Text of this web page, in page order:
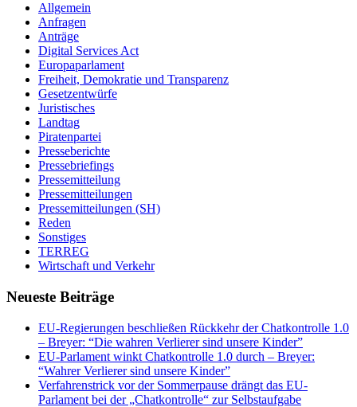
Allgemein
Anfragen
Anträge
Digital Services Act
Europaparlament
Freiheit, Demokratie und Transparenz
Gesetzentwürfe
Juristisches
Landtag
Piratenpartei
Presseberichte
Pressebriefings
Pressemitteilung
Pressemitteilungen
Pressemitteilungen (SH)
Reden
Sonstiges
TERREG
Wirtschaft und Verkehr
Neueste Beiträge
EU-Regierungen beschließen Rückkehr der Chatkontrolle 1.0
– Breyer: “Die wahren Verlierer sind unsere Kinder”
EU-Parlament winkt Chatkontrolle 1.0 durch – Breyer:
“Wahrer Verlierer sind unsere Kinder”
Verfahrenstrick vor der Sommerpause drängt das EU-
Parlament bei der „Chatkontrolle“ zur Selbstaufgabe